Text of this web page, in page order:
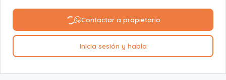
Contactar a propietario
Inicia sesión y habla